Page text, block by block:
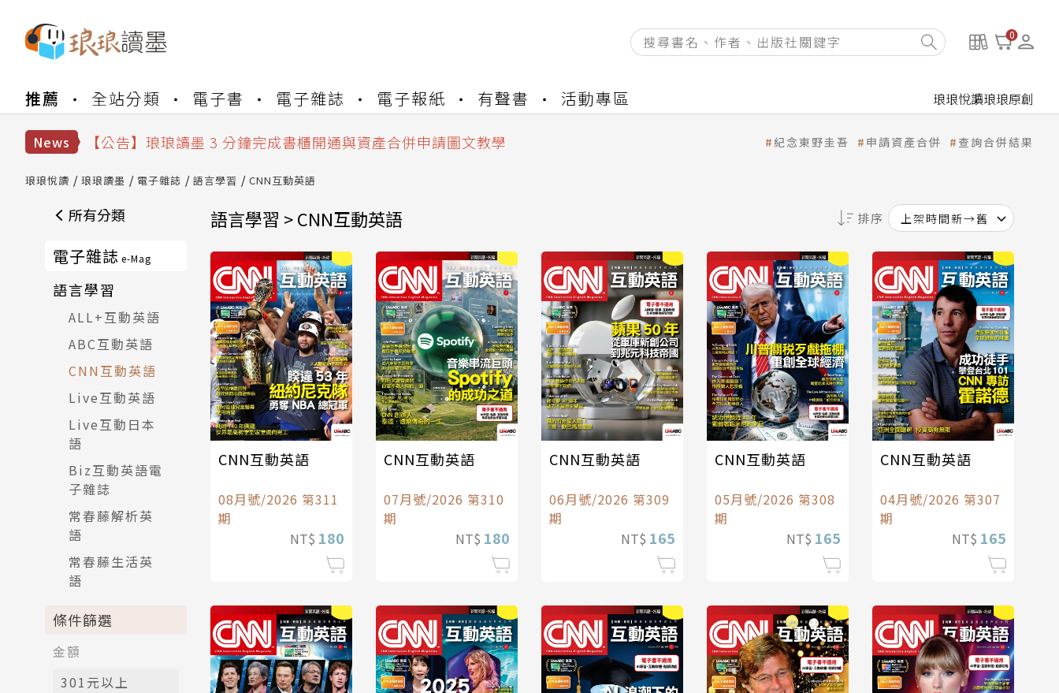
0
推薦 全站分類 電子書 電子雜誌 電子報紙 有聲書 活動專區 琅琅悅讀琅琅原創
News
【公告】琅琅書店服務升級重要說明及資產合併結果查詢
【公告】琅琅讀墨數位閱讀資產合併與書櫃開通申請
【公告】琅琅讀墨 3 分鐘完成書櫃開通與資產合併申請圖文教學
【公告】因 Readmoo 讀墨系統維護中，本站同步暫停部分閱讀服務
紀念東野圭吾 申請資產合併 查詢合併結果
琅琅悅讀 琅琅讀墨 電子雜誌 語言學習 CNN互動英語
所有分類
電子雜誌 e-Mag
語言學習
ALL+互動英語
ABC互動英語
CNN互動英語
Live互動英語
Live互動日本
語
Biz互動英語電
子雜誌
常春藤解析英
語
常春藤生活英
語
條件篩選
金額
301元以上
語言學習 > CNN互動英語 排序 上架時間新→舊
CNN互動英語
08月號/2026 第311
期
NT$ 180
CNN互動英語
07月號/2026 第310
期
NT$ 180
CNN互動英語
06月號/2026 第309
期
NT$ 165
CNN互動英語
05月號/2026 第308
期
NT$ 165
CNN互動英語
04月號/2026 第307
期
NT$ 165